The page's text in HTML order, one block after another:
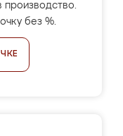
производство.
без %.